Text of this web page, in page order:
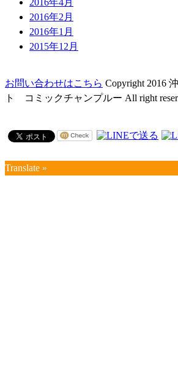
2016年4月
2016年2月
2016年1月
2015年12月
お問い合わせはこちら Copyright 2016
ト コミックチャンプルー All right
Translate »